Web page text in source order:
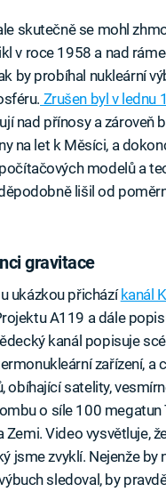
skutečně se mohl
v roce 1958 a nad
by probíhal nukleární
Zrušen byl v lednu
nad přínosy a
na let k Měsíci, a
modelů a
lišil od
gravitace
ukázkou přicházíkanál
A119 a dále
kanál popisuje
zařízení, a
satelity,
o síle 100 megatun
Video vysvětluje,
jsme zvyklí. Nejenže
sledoval, by